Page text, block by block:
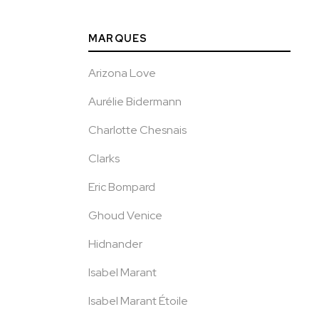
MARQUES
Arizona Love
Aurélie Bidermann
Charlotte Chesnais
Clarks
Eric Bompard
Ghoud Venice
Hidnander
Isabel Marant
Isabel Marant Étoile